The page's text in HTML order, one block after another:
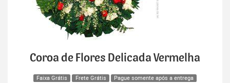
Coroa de Flores Delicada Vermelha
Faixa Grátis Frete Grátis Pague somente após a entrega